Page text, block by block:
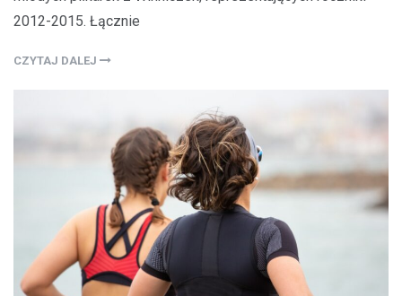
2012-2015. Łącznie
CZYTAJ DALEJ